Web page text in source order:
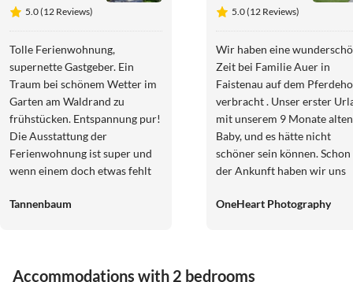
Möstl5.0 (12 Reviews)
Tolle Ferienwohnung,
supernette Gastgeber. Ein
Traum bei schönem Wetter im
Garten am Waldrand zu
frühstücken. Entspannung pur!
Die Ausstattung der
Ferienwohnung ist super und
wenn einem doch etwas fehlt
Besonders gut fanden wir, dass
temperiert war. Danke Irmi
Tannenbaum
Almgut
5.0 (12 Reviews)
Wir haben eine
Zeit bei Familie Auer in
Faistenau auf dem
verbracht . Unser erster
mit unserem 9 Monate alten
Baby, und es hätte nicht
schöner sein können.
der Ankunft haben wir uns
bestens aufgehoben gefühlt.
gerade auch mit Kind. Man
OneHeart Photography
Accommodations with 2 bedrooms